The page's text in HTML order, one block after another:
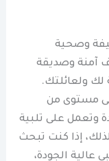
وصحية
آمنة وصديقة
لك ولعائلتك.
مستوى من
وتعمل على تلبية
إذا كنت تبحث
الجودة،